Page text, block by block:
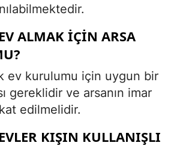
ALMAK IÇIN ARSA
ev kurulumu için uygun bir
gereklidir ve arsanın imar
edilmelidir.
KIŞIN KULLANIŞLI